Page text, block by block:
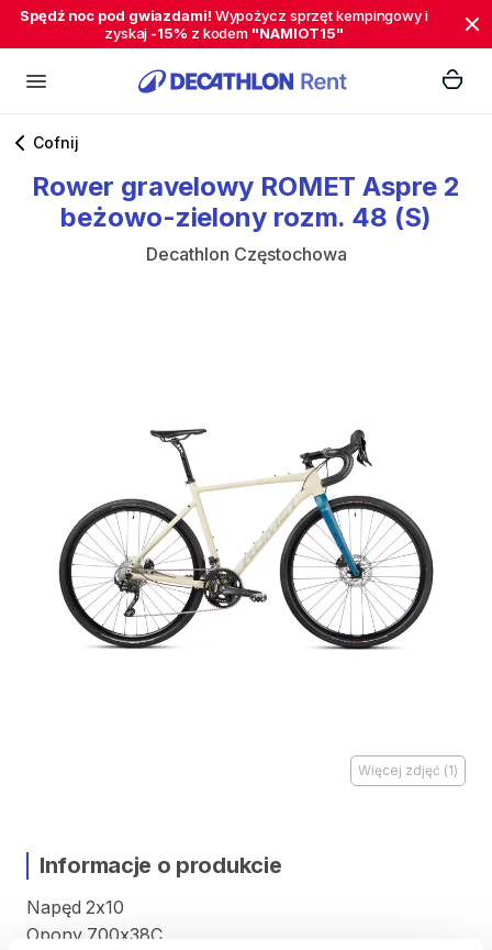
Spędź noc pod gwiazdami! Wypożycz sprzęt kempingowy i
zyskaj -15% z kodem "NAMIOT15"
Cofnij
Rower gravelowy ROMET Aspre 2
beżowo-zielony rozm. 48 (S)
Decathlon Częstochowa
Więcej zdjęć (1)
Informacje o produkcie
Napęd 2x10
Opony 700x38C